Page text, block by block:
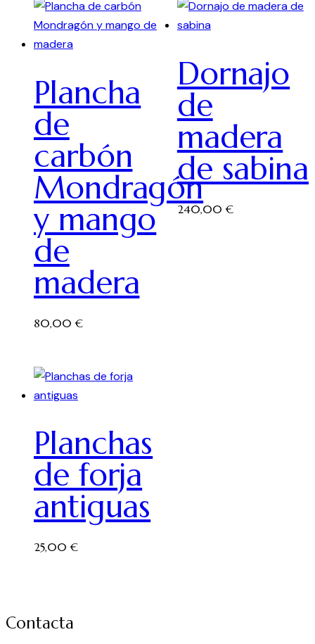
Plancha
de
carbón
Mondragón
y mango
de
madera
80,00€
Dornajo
de
madera
de sabina
240,00€
Planchas
de forja
antiguas
25,00€
Contacta